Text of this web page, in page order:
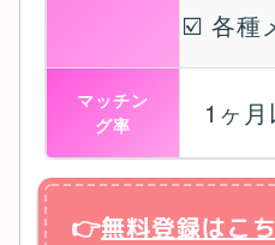
各種
マッチン
グ率
1ヶ
👉無料登録はこ